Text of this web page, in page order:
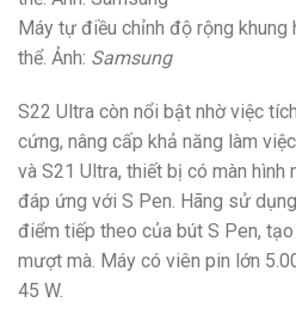
Máy tự điều chỉnh độ rộng khung
thể. Ảnh: Samsung
S22 Ultra còn nổi bật nhờ việc
cứng, nâng cấp khả năng làm
và S21 Ultra, thiết bị có màn hình
đáp ứng với S Pen. Hãng sử
điểm tiếp theo của bút S Pen,
mượt mà. Máy có viên pin lớn
45 W.